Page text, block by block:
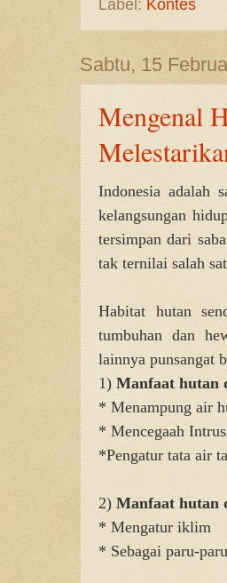
Label: Kontes
Sabtu, 15
Mengenal
Indonesia adalah
kelangsungan
tersimpan dari
tak ternilai salah
Habitat hutan
tumbuhan dan
lainnya punsangat
1) Manfaat hutan
* Menampung air
* Mencegaah
*Pengatur tata air
2) Manfaat hutan
* Mengatur iklim
* Sebagai paru-